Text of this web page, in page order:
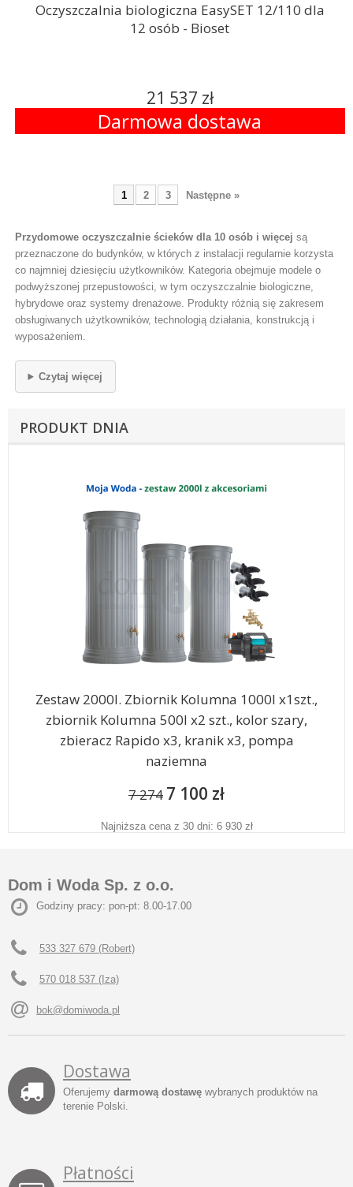
PRODUKT DNIA
Zestaw 2000l. Zbiornik Kolumna 1000l x1szt.,
zbiornik Kolumna 500l x2 szt., kolor szary,
zbieracz Rapido x3, kranik x3, pompa
naziemna
7 274 7 100 zł
Najniższa cena z 30 dni: 6 930 zł
Oczyszczalnia biologiczna EasySET 12/110 dla
12 osób - Bioset
21 537 zł
Darmowa dostawa
1 2 3 Następne »
Przydomowe oczyszczalnie ścieków dla 10 osób i więcej są
przeznaczone do budynków, w których z instalacji regularnie korzysta
co najmniej dziesięciu użytkowników. Kategoria obejmuje modele o
podwyższonej przepustowości, w tym oczyszczalnie biologiczne,
hybrydowe oraz systemy drenażowe. Produkty różnią się zakresem
obsługiwanych użytkowników, technologią działania, konstrukcją i
wyposażeniem.
Czytaj więcej
Dom i Woda Sp. z o.o.
Godziny pracy: pon-pt: 8.00-17.00
533 327 679 (Robert)
570 018 537 (Iza)
bok@domiwoda.pl
Dostawa
Oferujemy darmową dostawę wybranych produktów na
terenie Polski.
Płatności